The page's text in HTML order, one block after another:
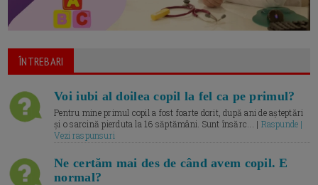
ÎNTREBARI
Voi iubi al doilea copil la fel ca pe primul?
Pentru mine primul copil a fost foarte dorit, după ani de așteptări
și o sarcină pierduta la 16 săptămâni. Sunt însărc... | Raspunde |
Vezi raspunsuri
Ne certăm mai des de când avem copil. E
normal?